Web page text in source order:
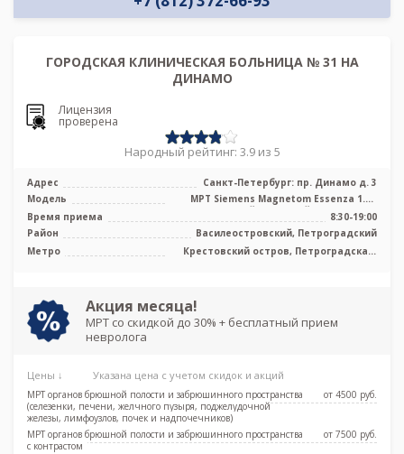
ГОРОДСКАЯ КЛИНИЧЕСКАЯ БОЛЬНИЦА № 31 НА
ДИНАМО
Лицензия
проверена
Народный рейтинг: 3.9 из 5
Адрес
Санкт-Петербург: пр. Динамо д. 3
Модель
МРТ Siemens Magnetom Essenza 1.5T
высокопольный закрытый тип, КТ Aquil
...
Время приема
8:30-19:00
Район
Василеостровский, Петроградский
Метро
Крестовский остров, Петроградская,
Акция месяца!
МРТ со скидкой до 30% + бесплатный прием
невролога
Цены ↓ Указана цена с учетом скидок и акций
МРТ органов брюшной полости и забрюшинного пространства
(селезенки, печени, желчного пузыря, поджелудочной
железы, лимфоузлов, почек и надпочечников)
от 4500 pуб.
МРТ органов брюшной полости и забрюшинного пространства
с контрастом
от 7500 pуб.